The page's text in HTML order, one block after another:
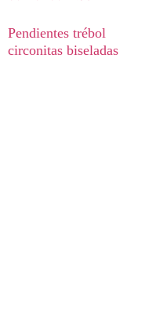
Pendientes trébol
circonitas biseladas